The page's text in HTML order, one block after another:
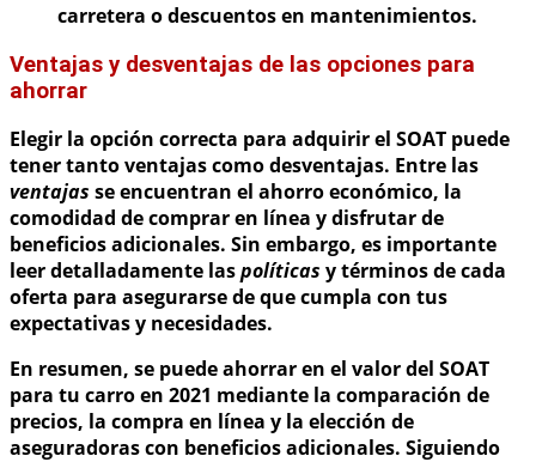
carretera o descuentos en mantenimientos.
Ventajas y desventajas de las opciones para
ahorrar
Elegir la opción correcta para adquirir el SOAT puede
tener tanto ventajas como desventajas. Entre las
ventajas se encuentran el ahorro económico, la
comodidad de comprar en línea y disfrutar de
beneficios adicionales. Sin embargo, es importante
leer detalladamente laspolíticas y términos de cada
oferta para asegurarse de que cumpla con tus
expectativas y necesidades.
En resumen, se puede ahorrar en el valor del SOAT
para tu carro en 2021 mediante la comparación de
precios, la compra en línea y la elección de
aseguradoras con beneficios adicionales. Siguiendo